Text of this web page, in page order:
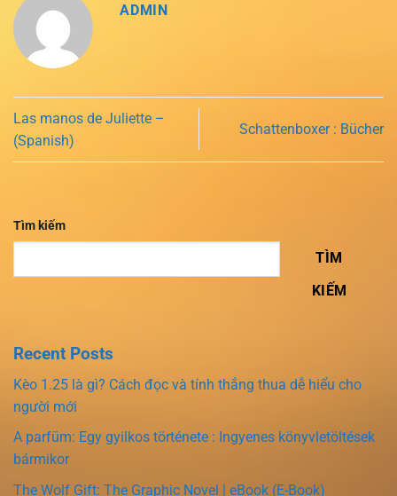
ADMIN
Las manos de Juliette –
(Spanish)
Schattenboxer : Bücher
Tìm kiếm
TÌM
KIẾM
Recent Posts
Kèo 1.25 là gì? Cách đọc và tính thắng thua dễ hiểu cho
người mới
A parfüm: Egy gyilkos története : Ingyenes könyvletöltések
bármikor
The Wolf Gift: The Graphic Novel | eBook (E-Book)